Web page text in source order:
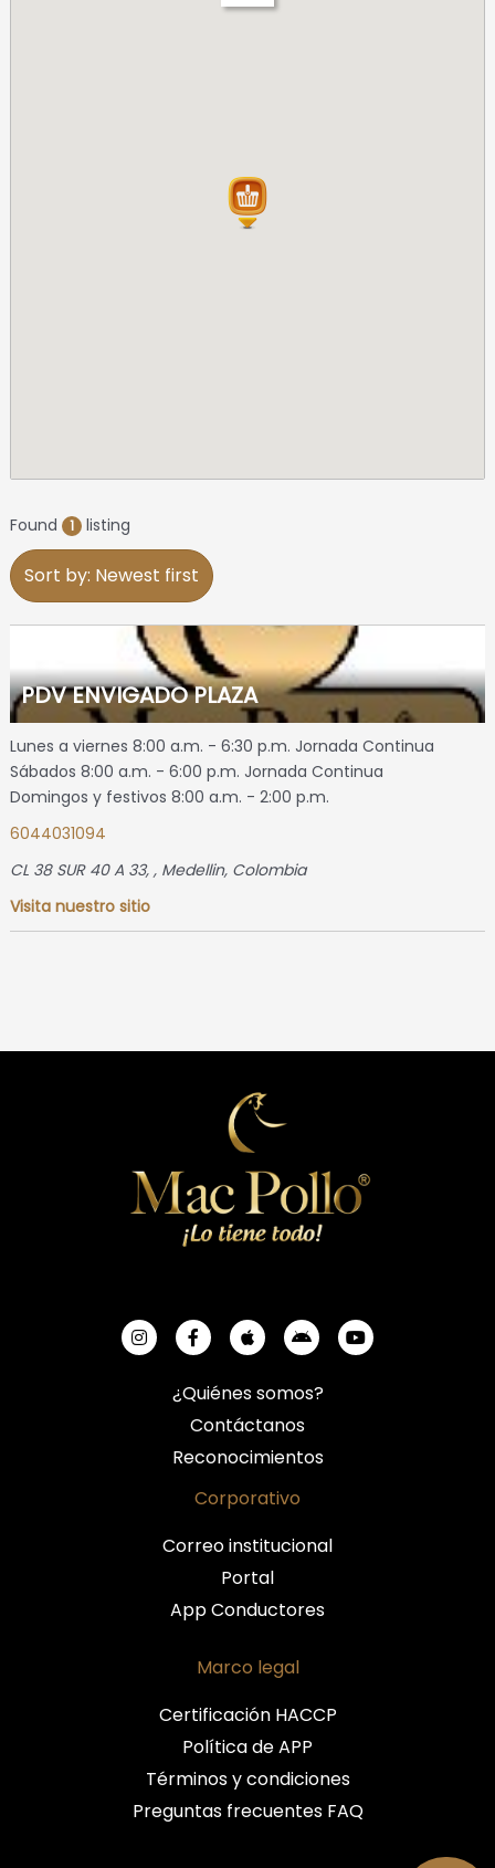
Found 1 listing
Sort by: Newest first
PDV ENVIGADO PLAZA
Lunes a viernes 8:00 a.m. - 6:30 p.m. Jornada Continua
Sábados 8:00 a.m. - 6:00 p.m. Jornada Continua
Domingos y festivos 8:00 a.m. - 2:00 p.m.
6044031094
CL 38 SUR 40 A 33, , Medellin, Colombia
Visita nuestro sitio
¿Quiénes somos?
Contáctanos
Reconocimientos
Corporativo
Correo institucional
Portal
App Conductores
Marco legal
Certificación HACCP
Política de APP
Términos y condiciones
Preguntas frecuentes FAQ